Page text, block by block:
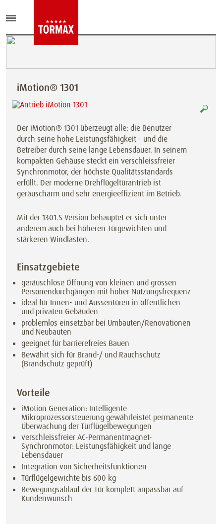
iMotion® 1301
Der iMotion® 1301 überzeugt alle: die Benutzer
durch seine hohe Leistungsfähigkeit – und die
Betreiber durch seine lange Lebensdauer. In seinem
kompakten Gehäuse steckt ein verschleissfreier
Synchronmotor, der höchste Qualitätsstandards
erfüllt. Der moderne Drehflügeltürantrieb ist
geräuscharm und sehr energieeffizient im Betrieb.
Mit der 1301.S Version behauptet er sich unter
anderem auch bei höheren Türgewichten und
stärkeren Windlasten.
Einsatzgebiete
geräuschlose Öffnung von kleinen und grossen
Personendurchgängen mit hoher Nutzungsfrequenz
ideal für Innen- und Aussentüren in öffentlichen
und privaten Gebäuden
problemlos einsetzbar bei Umbauten/Renovationen
und Neubauten
geeignet für barrierefreies Bauen
Bewährt sich für Brand-/ und Rauchschutz
(Brandschutz geprüft)
Vorteile
iMotion Generation: Intelligente
Mikroprozessorsteuerung gewährleistet permanente
Überwachung der Türflügelbewegungen
verschleissfreier AC-Permanentmagnet-
Synchronmotor: Leistungsfähigkeit und lange
Lebensdauer
Integration von Sicherheitsfunktionen
Türflügelgewichte bis 600 kg
Bewegungsablauf der Tür komplett anpassbar auf
Kundenwunsch